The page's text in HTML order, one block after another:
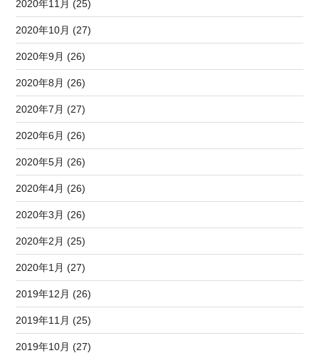
2020年11月 (25)
2020年10月 (27)
2020年9月 (26)
2020年8月 (26)
2020年7月 (27)
2020年6月 (26)
2020年5月 (26)
2020年4月 (26)
2020年3月 (26)
2020年2月 (25)
2020年1月 (27)
2019年12月 (26)
2019年11月 (25)
2019年10月 (27)